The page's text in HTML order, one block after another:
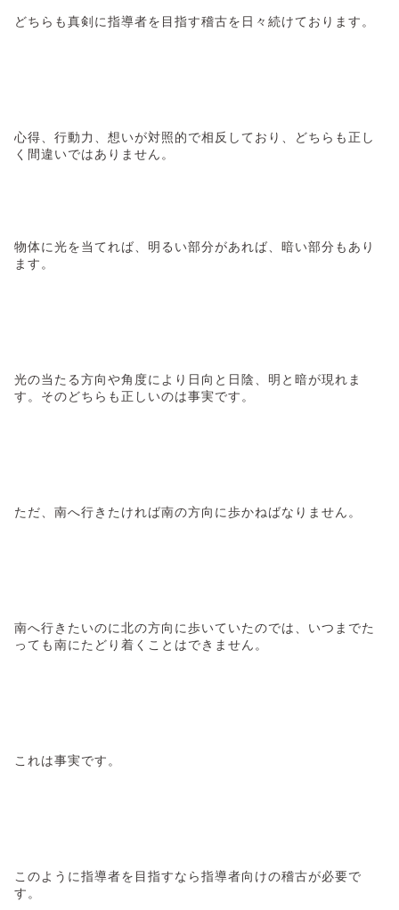
どちらも真剣に指導者を目指す稽古を日々続けております。
心得、行動力、想いが対照的で相反しており、どちらも正し
く間違いではありません。
物体に光を当てれば、明るい部分があれば、暗い部分もあり
ます。
光の当たる方向や角度により日向と日陰、明と暗が現れま
す。そのどちらも正しいのは事実です。
ただ、南へ行きたければ南の方向に歩かねばなりません。
南へ行きたいのに北の方向に歩いていたのでは、いつまでた
っても南にたどり着くことはできません。
これは事実です。
このように指導者を目指すなら指導者向けの稽古が必要で
す。